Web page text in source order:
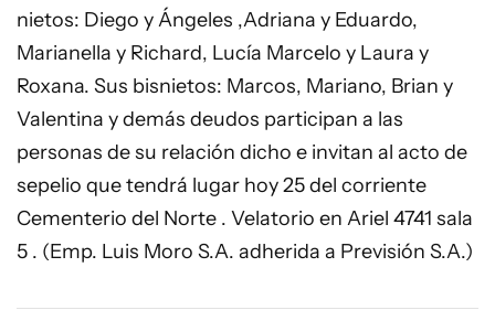
nietos: Diego y Ángeles ,Adriana y Eduardo,
Marianella y Richard, Lucía Marcelo y Laura y
Roxana. Sus bisnietos: Marcos, Mariano, Brian y
Valentina y demás deudos participan a las
personas de su relación dicho e invitan al acto de
sepelio que tendrá lugar hoy 25 del corriente
Cementerio del Norte . Velatorio en Ariel 4741 sala
5 . (Emp. Luis Moro S.A. adherida a Previsión S.A.)